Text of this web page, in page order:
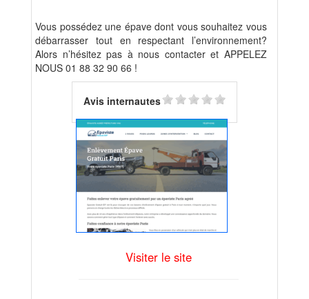
Vous possédez une épave dont vous souhaitez vous
débarrasser tout en respectant l’environnement?
Alors n’hésitez pas à nous contacter et APPELEZ
NOUS 01 88 32 90 66 !
Avis internautes
Visiter le site